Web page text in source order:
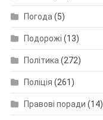
Погода (5)
Подорожі (13)
Політика (272)
Поліція (261)
Правові поради (14)